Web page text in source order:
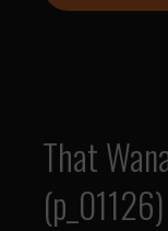
That
(p_01126)